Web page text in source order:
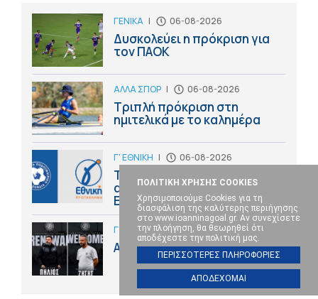
ΠΟΛΙΤΙΚΗ ΧΡΗΣΗΣ COOKIES
Χρησιμοποιούμε Cookies για τη
διασφάλιση της καλύτερης περιήγησης
στο www.ioanninagoal.gr. Αν συνεχίσετε
την πλοήγηση, θα θεωρηθεί ότι
αποδέχεστε την πολιτική μας.
ΠΕΡΙΣΣΟΤΕΡΕΣ ΠΛΗΡΟΦΟΡΙΕΣ
ΑΠΟΔΕΧΟΜΑΙ
ΓΕΝΙΚΑ | 06-08-2026
Δυσκολεύει η πρόκριση για
τον ΠΑΟΚ
ΑΛΛΑ ΣΠΟΡ | 06-08-2026
Τριπλή πρόκριση στη
ημιτελικά με το καλημέρα
Γ' ΕΘΝΙΚΗ | 06-08-2026
Το αναλυτικό πρόγραμμα
αγώνων 1ης φάσης Γ΄
Εθνικής
Γ' ΕΘΝΙΚΗ | 06-08-2026
Ανανέωση και πρόσληψη